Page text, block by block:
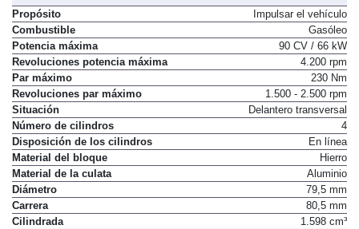
Propósito
Impulsar el vehículo
Combustible
Gasóleo
Potencia máxima
90 CV / 66 kW
Revoluciones potencia máxima
4.200 rpm
Par máximo
230 Nm
Revoluciones par máximo
1.500 - 2.500 rpm
Situación
Delantero transversal
Número de cilindros
4
Disposición de los cilindros
En línea
Material del bloque
Hierro
Material de la culata
Aluminio
Diámetro
79,5 mm
Carrera
80,5 mm
Cilindrada
1.598 cm³